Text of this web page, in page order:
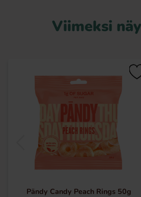
Viimeksi
Pändy Candy Peach Rings 50g